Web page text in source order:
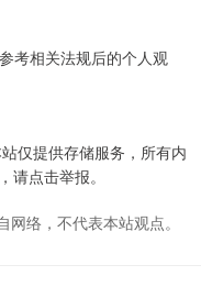
考相关法规后的个人观
仅提供存储服务，所有内
请点击举报。
络，不代表本站观点。